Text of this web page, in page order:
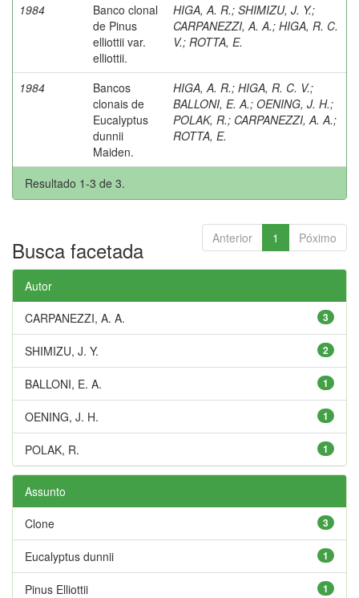
1984
Banco clonal
de Pinus
elliottii var.
elliottii.
HIGA, A. R.; SHIMIZU, J. Y.;
CARPANEZZI, A. A.; HIGA, R. C.
V.; ROTTA, E.
1984
Bancos
clonais de
Eucalyptus
dunnii
Maiden.
HIGA, A. R.; HIGA, R. C. V.;
BALLONI, E. A.; OENING, J. H.;
POLAK, R.; CARPANEZZI, A. A.;
ROTTA, E.
Resultado 1-3 de 3.
Anterior 1 Póximo
Busca facetada
Autor
3
CARPANEZZI, A. A.
2
SHIMIZU, J. Y.
1
BALLONI, E. A.
1
OENING, J. H.
1
POLAK, R.
Assunto
3
Clone
1
Eucalyptus dunnii
1
Pinus Elliottii